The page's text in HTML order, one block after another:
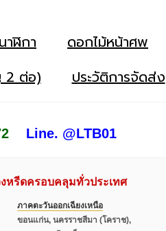
ฬิกา ดอกไม้หน้าศพ
2 ต่อ) ประวัติการจัดส่ง
Line. @LTB01
หรีดครอบคลุมทั่วประเทศ
ภาคตะวันออกเฉียงเหนือ
ขอนแก่น, นครราชสีมา (โคราช),